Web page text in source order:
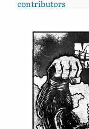
contributors